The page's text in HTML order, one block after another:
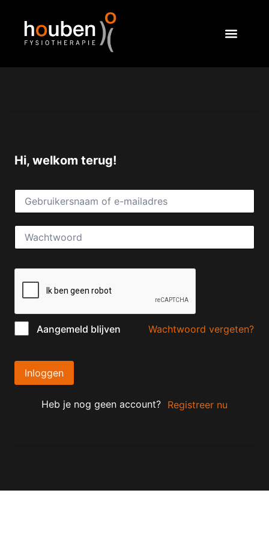
Hi, welkom terug!
Aangemeld blijven Wachtwoord vergeten?
Inloggen
Heb je nog geen account? Registreer nu